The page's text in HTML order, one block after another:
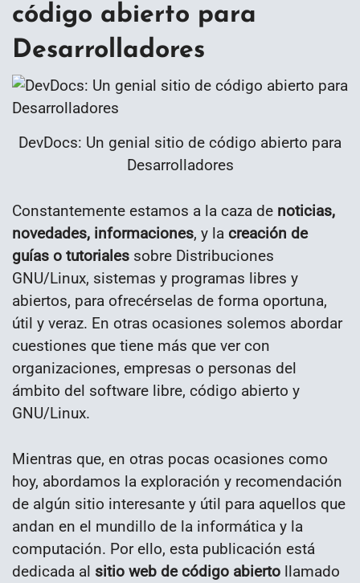
código abierto para
Desarrolladores
DevDocs: Un genial sitio de código abierto para
Desarrolladores
Constantemente estamos a la caza de noticias,
novedades, informaciones, y la creación de
guías o tutoriales sobre Distribuciones
GNU/Linux, sistemas y programas libres y
abiertos, para ofrecérselas de forma oportuna,
útil y veraz. En otras ocasiones solemos abordar
cuestiones que tiene más que ver con
organizaciones, empresas o personas del
ámbito del software libre, código abierto y
GNU/Linux.
Mientras que, en otras pocas ocasiones como
hoy, abordamos la exploración y recomendación
de algún sitio interesante y útil para aquellos que
andan en el mundillo de la informática y la
computación. Por ello, esta publicación está
dedicada al sitio web de código abierto llamado